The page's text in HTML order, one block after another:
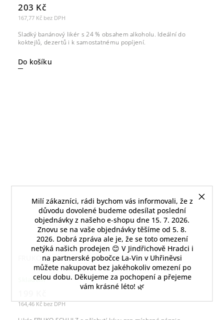
Milí zákazníci, rádi bychom vás informovali, že z
důvodu dovolené budeme odesílat poslední
objednávky z našeho e‑shopu dne 15. 7. 2026.
Znovu se na vaše objednávky těšíme od 5. 8.
2026. Dobrá zpráva ale je, že se toto omezení
netýká našich prodejen 😊 V Jindřichově Hradci i
na partnerské pobočce La‑Vin v Uhřiněvsi
můžete nakupovat bez jakéhokoliv omezení po
celou dobu. Děkujeme za pochopení a přejeme
vám krásné léto! 🌿
167,77 Kč bez DPH
203 Kč
Do košíku
Sladký banánový likér s 24 % obsahem alkoholu. Ideální do
koktejlů, dezertů i k samostatnému popíjení.
FRUKO SCHULZ Coffee flavored likér 20% – 0,7 l
Skladem
164,46 Kč bez DPH